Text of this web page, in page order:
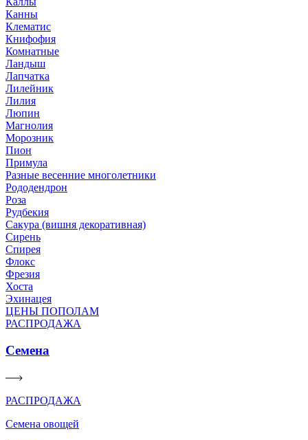
Канны
Клематис
Книфофия
Комнатные
Ландыш
Лапчатка
Лилейник
Лилия
Люпин
Магнолия
Морозник
Пион
Примула
Разные весенние многолетники
Рододендрон
Роза
Рудбекия
Сакура (вишня декоративная)
Сирень
Спирея
Флокс
Фрезия
Хоста
Эхинацея
ЦЕНЫ ПОПОЛАМ
РАСПРОДАЖА
Семена
РАСПРОДАЖА
Семена овощей